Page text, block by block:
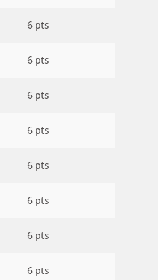
6 pts
6 pts
6 pts
6 pts
6 pts
6 pts
6 pts
6 pts